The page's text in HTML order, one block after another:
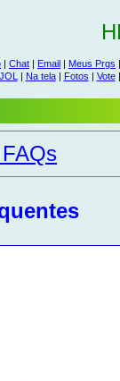
| Chat | Email | Meus Prgs
JOL | Na tela| Fotos | Vote